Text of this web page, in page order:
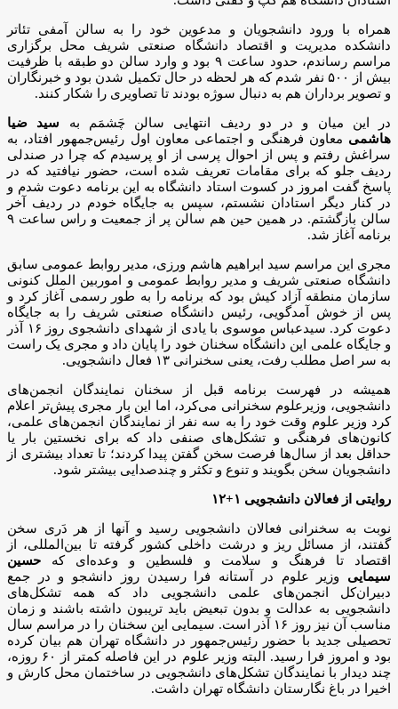
همراه با ورود دانشجویان و مدعوین خود را به سالن آمفی تئاتر
دانشکده مدیریت و اقتصاد دانشگاه صنعتی شریف محل برگزاری
مراسم رساندم، حدود ساعت ۹ بود و وارد سالن دو طبقه با ظرفیت
بیش از ۵۰۰ نفر شدم که هر لحظه در حال تکمیل شدن بود و خبرنگاران
و تصویر برداران هم به دنبال سوژه بودند تا تصاویری را شکار کنند.
در این میان و در دو ردیف انتهایی سالن چَشمَم به سید ضیا
هاشمی معاون فرهنگی و اجتماعی معاون اول رئیس‌جمهور افتاد، به
سراغش رفتم و پس از احوال پرسی از او پرسیدم که چرا در صندلی
ردیف جلو که برای مقامات تعریف شده است، حضور نیافتید که در
پاسخ گفت امروز در کسوت استاد دانشگاه به این برنامه دعوت شدم و
در کنار دیگر استادان نشستم، سپس به جایگاه خودم در ردیف آخر
سالن بازگشتم. در همین حین هم سالن پر از جمعیت و راس ساعت ۹
برنامه آغاز شد.
مجری این مراسم سید ابراهیم هاشم ورزی، مدیر روابط عمومی سابق
دانشگاه صنعتی شریف و مدیر روابط عمومی و اموربین الملل کنونی
سازمان منطقه آزاد کیش بود که برنامه را به طور رسمی آغاز کرد و
پس از خوش آمدگویی، رئیس دانشگاه صنعتی شریف را به جایگاه
دعوت کرد. سیدعباس موسوی با یادی از شهدای دانشجوی روز ۱۶ آذر
و جایگاه علمی این دانشگاه سخنان خود را پایان داد و مجری یک راست
به سر اصل مطلب رفت، یعنی سخنرانی ۱۳ فعال دانشجویی.
همیشه در فهرست برنامه قبل از سخنان نمایندگان انجمن‌های
دانشجویی، وزیرعلوم سخنرانی می‌کرد، اما این بار مجری پیش‌تر اعلام
کرد وزیر علوم وقت خود را به سه نفر از نمایندگان انجمن‌های علمی،
کانون‌های فرهنگی و تشکل‌های صنفی داد که برای نخستین بار یا
حداقل بعد از سال‌ها فرصت سخن گفتن پیدا کردند؛ تا تعداد بیشتری از
دانشجویان سخن بگویند و تنوع و تکثر و چندصدایی بیشتر شود.
روایتی از فعالان دانشجویی ۱+۱۲
نوبت به سخنرانی فعالان دانشجویی رسید و آنها از هر دَری سخن
گفتند، از مسائل ریز و درشت داخلی کشور گرفته تا بین‌المللی، از
اقتصاد تا فرهنگ و سلامت و فلسطین و وعده‌ای که حسین
سیمایی وزیر علوم در آستانه فرا رسیدن روز دانشجو و در جمع
دبیران‌کل انجمن‌های علمی دانشجویی داد که همه تشکل‌های
دانشجویی به عدالت و بدون تبعیض باید تریبون داشته باشند و زمان
مناسب آن نیز روز ۱۶ آذر است. سیمایی این سخنان را در مراسم سال
تحصیلی جدید با حضور رئیس‌جمهور در دانشگاه تهران هم بیان کرده
بود و امروز فرا رسید. البته وزیر علوم در این فاصله کمتر از ۶۰ روزه،
چند دیدار با نمایندگان تشکل‌های دانشجویی در ساختمان محل کارش و
اخیرا در باغ نگارستان دانشگاه تهران داشت.